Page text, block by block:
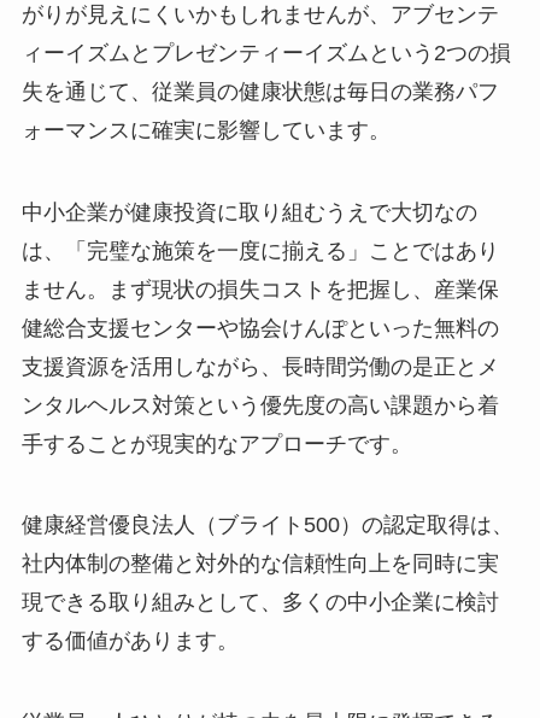
がりが見えにくいかもしれませんが、アブセンテ
ィーイズムとプレゼンティーイズムという2つの損
失を通じて、従業員の健康状態は毎日の業務パフ
ォーマンスに確実に影響しています。
中小企業が健康投資に取り組むうえで大切なの
は、「完璧な施策を一度に揃える」ことではあり
ません。まず現状の損失コストを把握し、産業保
健総合支援センターや協会けんぽといった無料の
支援資源を活用しながら、長時間労働の是正とメ
ンタルヘルス対策という優先度の高い課題から着
手することが現実的なアプローチです。
健康経営優良法人（ブライト500）の認定取得は、
社内体制の整備と対外的な信頼性向上を同時に実
現できる取り組みとして、多くの中小企業に検討
する価値があります。